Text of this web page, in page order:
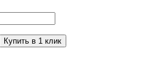
Купить в 1 клик